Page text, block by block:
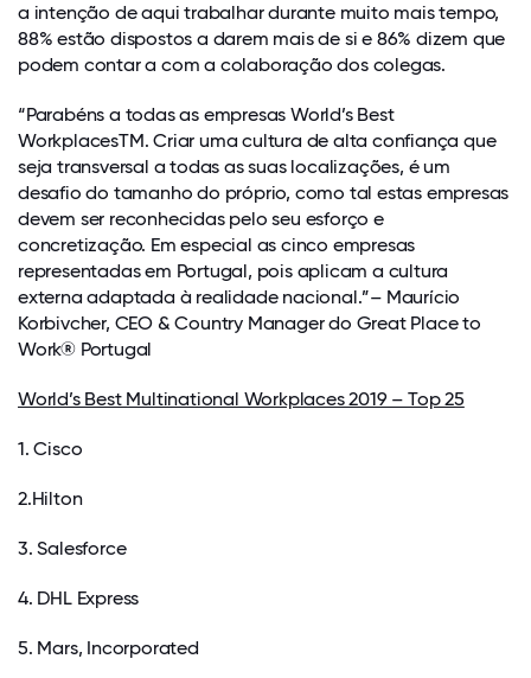
a intenção de aqui trabalhar durante muito mais tempo,
88% estão dispostos a darem mais de si e 86% dizem que
podem contar a com a colaboração dos colegas.
“Parabéns a todas as empresas World’s Best
WorkplacesTM. Criar uma cultura de alta confiança que
seja transversal a todas as suas localizações, é um
desafio do tamanho do próprio, como tal estas empresas
devem ser reconhecidas pelo seu esforço e
concretização. Em especial as cinco empresas
representadas em Portugal, pois aplicam a cultura
externa adaptada à realidade nacional.”– Maurício
Korbivcher, CEO & Country Manager do Great Place to
Work® Portugal
World’s Best Multinational Workplaces 2019 – Top 25
1. Cisco
2.Hilton
3. Salesforce
4. DHL Express
5. Mars, Incorporated